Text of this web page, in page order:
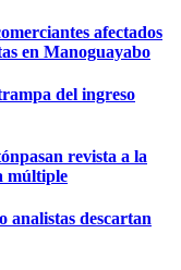
afectados
en Manoguayabo
del ingreso
revista a la
múltiple
analistas descartan